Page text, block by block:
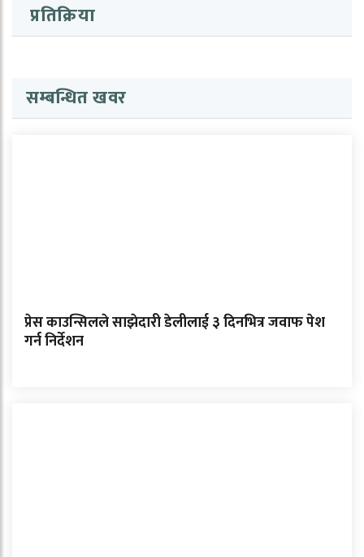
प्रतिक्रिया
सम्बन्धित खवर
प्रेस काउन्सिलले साझेदारी डेलीलाई ३ दिनभित्र जवाफ पेश
गर्न निर्देशन